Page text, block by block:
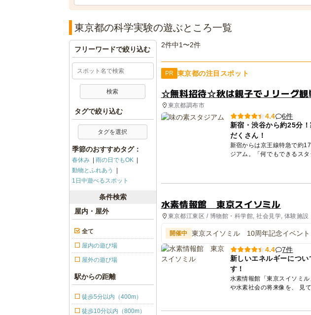
東京都の科学実験の遊ぶところ一覧
2件中1〜2件
PR 東京都の注目スポット
☆無料招待☆秋は親子でＪリーグ観
東京都調布市
4.4
6件
新宿・渋谷から約25分
だくさん！
新宿からは京王線特急で約
ジアム。「何でもできるス
水素情報館 東京スイソミル
東京都江東区 / 博物館・科学館, 社会見学, 体験施設
開催中 東京スイソミル 10周年記念イベント
4.4
7件
新しいエネルギーにつ
す！
水素情報館「東京スイソミ
や水素社会の将来像を、 見
フリーワードで絞り込む
タグで絞り込む
タグを選択
季節のおすすめタグ：
春休み
雨の日でもOK
動物とふれあう
1日中遊べるスポット
条件検索
屋内・屋外
全て
屋内の遊び場
屋外の遊び場
駅からの距離
徒歩5分以内（400m）
徒歩10分以内（800m）